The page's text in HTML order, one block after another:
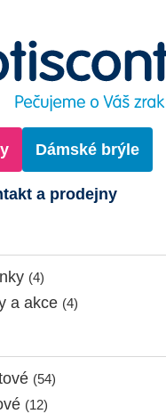
Dámské brýle
a prodejny
(4)
a akce (4)
(54)
(12)